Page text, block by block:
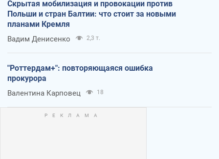
Скрытая мобилизация и провокации против
Польши и стран Балтии: что стоит за новыми
планами Кремля
Вадим Денисенко 2,3 т.
"Роттердам+": повторяющаяся ошибка
прокурора
Валентина Карповец 18